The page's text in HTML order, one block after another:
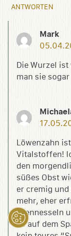
ANTWORTEN
Mark
Die Wurzel
man sie
Löwenzahn
Vitalstoffen!
den
süßes Obst
er cremig
mehr, eher
Brennesseln
so auf dem